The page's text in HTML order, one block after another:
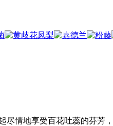
情地享受百花吐蕊的芬芳